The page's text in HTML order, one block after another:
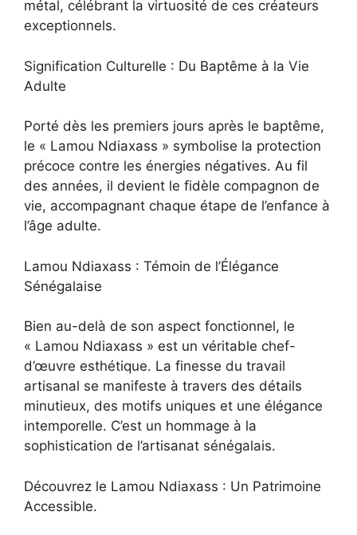
métal, célébrant la virtuosité de ces créateurs
exceptionnels.
Signification Culturelle : Du Baptême à la Vie
Adulte
Porté dès les premiers jours après le baptême,
le « Lamou Ndiaxass » symbolise la protection
précoce contre les énergies négatives. Au fil
des années, il devient le fidèle compagnon de
vie, accompagnant chaque étape de l’enfance à
l’âge adulte.
Lamou Ndiaxass : Témoin de l’Élégance
Sénégalaise
Bien au-delà de son aspect fonctionnel, le
« Lamou Ndiaxass » est un véritable chef-
d’œuvre esthétique. La finesse du travail
artisanal se manifeste à travers des détails
minutieux, des motifs uniques et une élégance
intemporelle. C’est un hommage à la
sophistication de l’artisanat sénégalais.
Découvrez le Lamou Ndiaxass : Un Patrimoine
Accessible.